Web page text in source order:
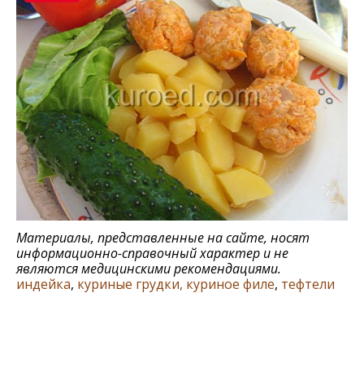
Материалы, представленные на сайте, носят
информационно-справочный характер и не
являются медицинскими рекомендациями.
индейка, куриные грудки, куриное филе, тефтели